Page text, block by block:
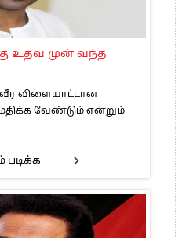
உதவ முன் வந்த
வீர விளையாட்டான
வேண்டும் என்றும்
படிக்க